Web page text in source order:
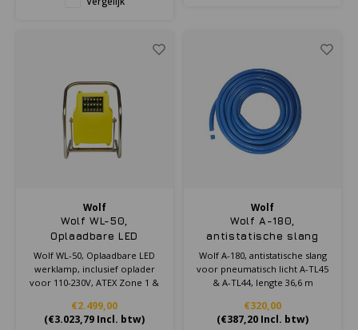
Wolf
Wolf WL-50,
Oplaadbare LED
werklamp, inclusief
oplader voor 110-230V,
ATEX Zone 1 & 2
Wolf WL-50, Oplaadbare LED
werklamp, inclusief oplader
voor 110-230V, ATEX Zone 1 &
€2.499,00
(€3.023,79 Incl. btw)
Wolf
Wolf A-180,
antistatische slang
voor pneumatisch licht
A-TL45 & A-TL44,
lengte 36,6 m
Wolf A-180, antistatische slang
voor pneumatisch licht A-TL45
& A-TL44, lengte 36,6 m
€320,00
(€387,20 Incl. btw)